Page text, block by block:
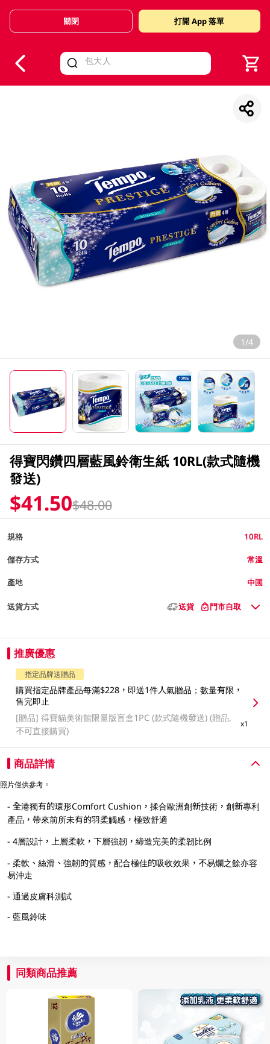
Valid Until 30 June 2026
關閉 打開 App 落單
1/4
得寶閃鑽四層藍風鈴衛生紙 10RL(款式隨機
發送)
$41.50$48.00
規格 10RL
儲存方式 常溫
產地 中國
送貨方式 送貨 門市自取
推廣優惠
指定品牌送贈品
購買指定品牌產品每滿$228，即送1件人氣贈品；數量有限，
售完即止
[贈品]得寶貓美術館限量版盲盒1PC (款式隨機發送) (贈品,
不可直接購買)
x1
商品詳情
照片僅供參考。
- 全港獨有的環形Comfort Cushion，揉合歐洲創新技術，創新專利
產品，帶來前所未有的羽柔觸感，極致舒適
- 4層設計，上層柔軟，下層強韌，締造完美的柔韌比例
- 柔軟、絲滑、強韌的質感，配合極佳的吸收效果，不易爛之餘亦容
易沖走
- 通過皮膚科測試
- 藍風鈴味
同類商品推薦